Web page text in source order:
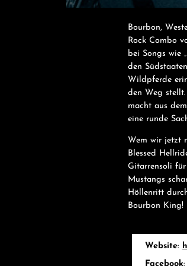
Bourbon,
Rock Combo
bei Songs wie
den
Wildpferde
den Weg
macht aus
eine runde
Wem wir jetzt
Blessed
Gitarrensoli
Mustangs
Höllenritt
Bourbon King!
Website:
Facebook: